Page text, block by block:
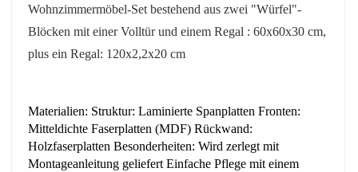
Wohnzimmermöbel-Set bestehend aus zwei "Würfel"-
Blöcken mit einer Volltür und einem Regal : 60x60x30 cm,
plus ein Regal: 120x2,2x20 cm
Materialien: Struktur: Laminierte Spanplatten Fronten:
Mitteldichte Faserplatten (MDF) Rückwand:
Holzfaserplatten Besonderheiten: Wird zerlegt mit
Montageanleitung geliefert Einfache Pflege mit einem